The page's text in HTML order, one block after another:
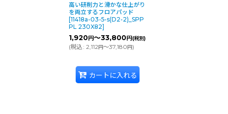
日常清掃で
高い研削力と滑かな仕上がり
を両立するフロアパッド
[11418a-03-5-s(D2-2)_SPP
PL 230X82]
1,920円～33,800円 (税別)
(税込: 2,112円～37,180 円)
カートに入れる